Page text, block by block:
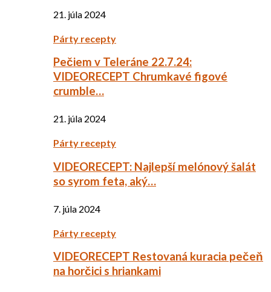
21. júla 2024
Párty recepty
Pečiem v Teleráne 22.7.24:
VIDEORECEPT Chrumkavé figové
crumble…
21. júla 2024
Párty recepty
VIDEORECEPT: Najlepší melónový šalát
so syrom feta, aký…
7. júla 2024
Párty recepty
VIDEORECEPT Restovaná kuracia pečeň
na horčici s hriankami